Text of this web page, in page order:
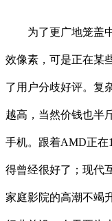
为了更广地笼盖中
效像素，可是正在某
了用户分歧好评。复
越高，当然价钱也
手机。跟着AMD正在
得曾经很好了；现代
家庭影院的高潮不竭